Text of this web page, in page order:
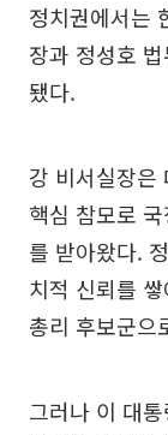
정치권에서는
장과 정성호
됐다.
강 비서실장은
핵심 참모로
를 받아왔다.
치적 신뢰를
총리 후보군으
그러나 이 대